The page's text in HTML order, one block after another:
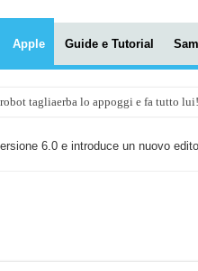
Apple Guide e Tutorial
tagliaerba lo appoggi e fa tutto lui!
6.0 e introduce un nuovo